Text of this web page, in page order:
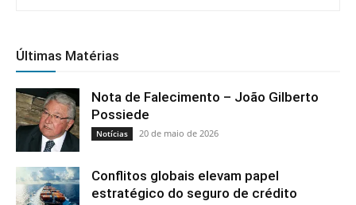
Últimas Matérias
Nota de Falecimento – João Gilberto
Possiede
Notícias 20 de maio de 2026
Conflitos globais elevam papel
estratégico do seguro de crédito